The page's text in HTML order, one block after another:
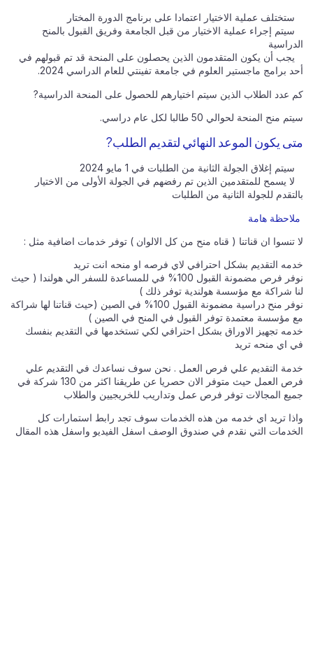
ستختلف عملية الاختيار اعتمادا على برنامج الدورة المختار
سيتم إجراء عملية الاختيار من قبل الجامعة وفريق القبول بالمنح
الدراسية
يجب أن يكون المتقدمون الذين يحصلون على المنحة قد تم قبولهم في
أحد برامج ماجستير العلوم في جامعة تفينتي للعام الدراسي 2024.
كم عدد الطلاب الذين سيتم اختيارهم للحصول على المنحة الدراسية?
سيتم منح المنحة لحوالي 50 طالبا لكل عام دراسي.
متى يكون الموعد النهائي لتقديم الطلب?
سيتم إغلاق الجولة الثانية من الطلبات في 1 مايو 2024
لا يسمح للمتقدمين الذين تم رفضهم في الجولة الأولى من الاختيار
بالتقدم للجولة الثانية من الطلبات
ملاحظة هامة
لا تنسوا ان قناتنا ( قناه منح من كل الالوان ) توفر خدمات اضافية مثل :
خدمه التقديم بشكل احترافي لاي فرصه او منحه انت تريد
نوفر فرص مضمونة القبول 100% في للمساعدة للسفر الي هولندا ( حيث
لنا شراكة مع مؤسسة هولندية توفر ذلك )
نوفر منح دراسية مضمونة القبول 100% في الصين (حيث قناتنا لها شراكة
مع مؤسسة معتمدة توفر القبول في المنح في الصين )
خدمه تجهيز الاوراق بشكل احترافي لكي تستخدمها في التقديم بنفسك
في اي منحه تريد
خدمة التقديم علي فرص العمل . نحن سوف نساعدك في التقديم علي
فرص العمل حيث متوفر الان حصريا عن طريقنا اكثر من 130 شركة في
جميع المجالات توفر فرص عمل وتداريب للخريجيين والطلاب
واذا تريد اي خدمه من هذه الخدمات سوف تجد رابط استمارات كل
الخدمات التي نقدم في صندوق الوصف اسفل الفيديو واسفل هذه المقال